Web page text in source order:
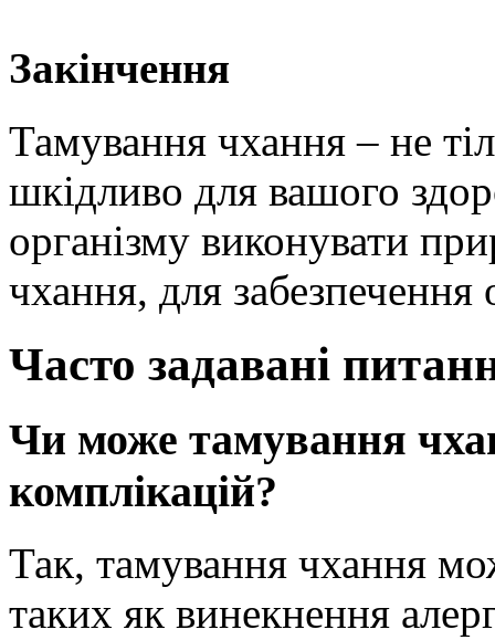
Закінчення
Тамування чхання – не
шкідливо для вашого
організму виконувати
чхання, для
Часто задавані
Чи може тамування
комплікацій?
Так, тамування чхання
таких як винекнення